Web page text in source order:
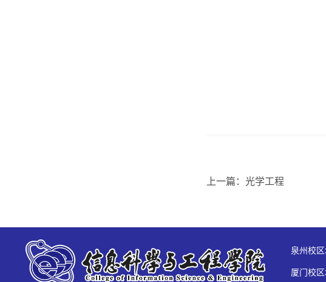
上一篇：光学工程
泉州校
厦门校